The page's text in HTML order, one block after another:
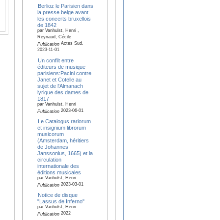
Berlioz le Parisien dans
la presse belge avant
les concerts bruxellois
de 1842
par Vanhulst, Henri ,
Reynaud, Cécile
PublicationActes Sud,
2023-11-01
Un conflit entre
éditeurs de musique
parisiens:Pacini contre
Janet et Cotelle au
sujet de l'Almanach
lyrique des dames de
1817
par Vanhulst, Henri
Publication2023-06-01
Le Catalogus rariorum
et insignium librorum
musicorum
(Amsterdam, héritiers
de Johannes
Janssonius, 1665) et la
circulation
internationale des
éditions musicales
par Vanhulst, Henri
Publication2023-03-01
Notice de disque
"Lassus de Inferno"
par Vanhulst, Henri
Publication2022